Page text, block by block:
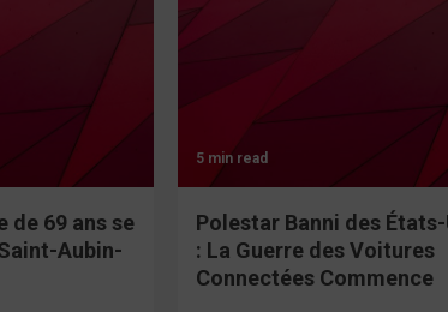
de 69 ans se
Aubin-
5 min read
Polestar Banni des
: La Guerre des Voitures
Connectées Commence